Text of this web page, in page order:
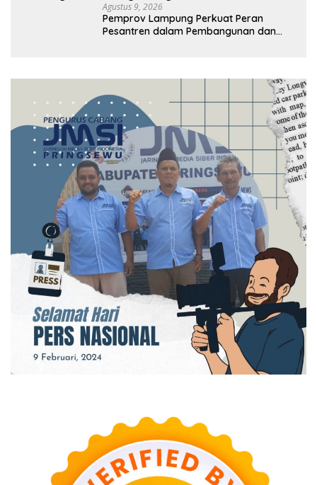
Agustus 9, 2026
Pemprov Lampung Perkuat Peran
Pesantren dalam Pembangunan dan